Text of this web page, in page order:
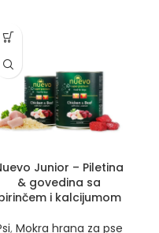
Junior – Piletina
& govedina sa
i kalcijumom
, Mokra hrana za pse